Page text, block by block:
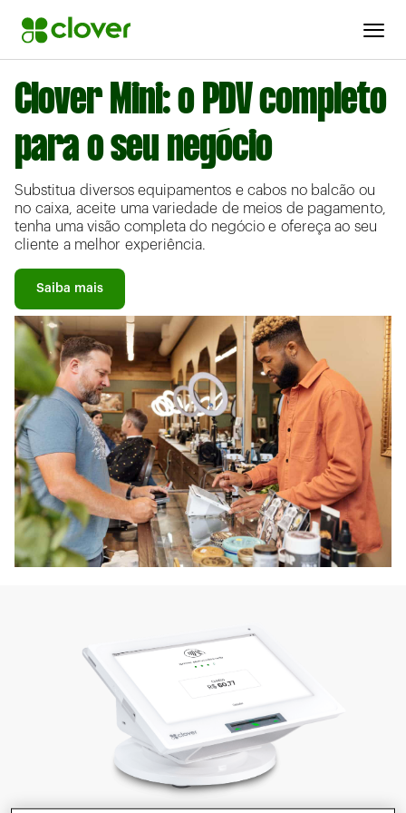
Clover Mini: o PDV completo
para o seu negócio
Substitua diversos equipamentos e cabos no balcão ou
no caixa, aceite uma variedade de meios de pagamento,
tenha uma visão completa do negócio e ofereça ao seu
cliente a melhor experiência.
Saiba mais